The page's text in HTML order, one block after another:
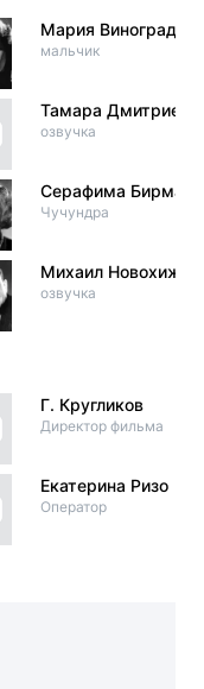
Мария Виноградова
мальчик
Тамара Дмитриева
озвучка
Серафима Бирман
Чучундра
Михаил Новохижин
озвучка
Г. Кругликов
Директор фильма
Екатерина Ризо
Оператор